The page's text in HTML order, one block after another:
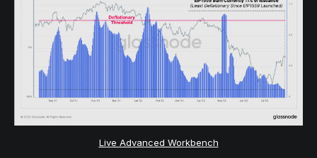
Live Advanced Workbench